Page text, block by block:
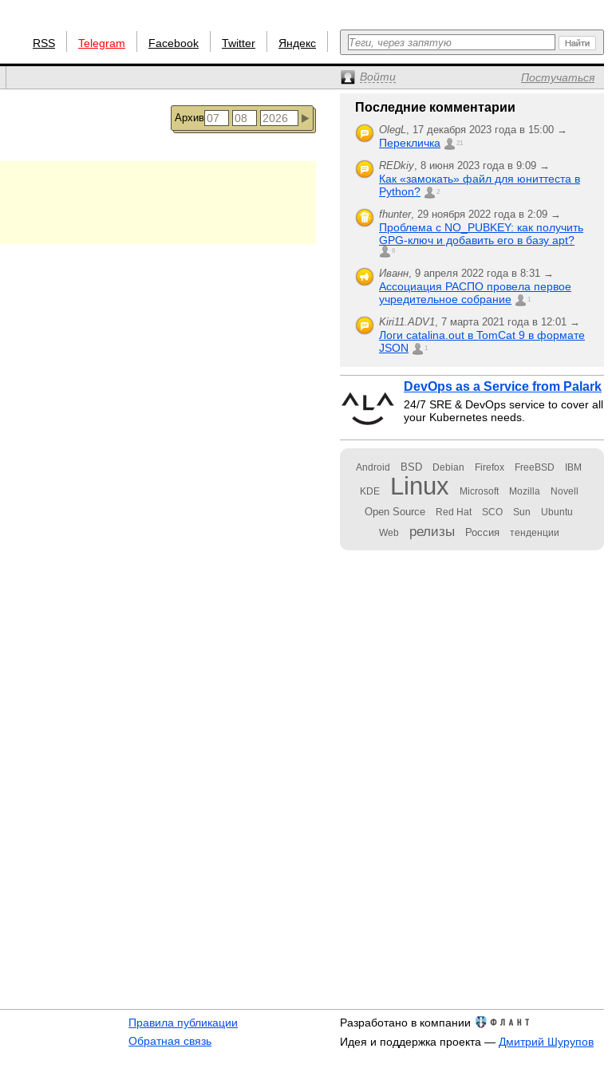
RSS Telegram Facebook Twitter Яндекс
Войти Постучаться
Архив
Последние комментарии
OlegL, 17 декабря 2023 года в 15:00 →
Перекличка 21
REDkiy, 8 июня 2023 года в 9:09 →
Как «замокать» файл для юниттеста в
Python?
2
fhunter, 29 ноября 2022 года в 2:09 →
Проблема с NO_PUBKEY: как получить
GPG-ключ и добавить его в базу apt?
6
Иванн, 9 апреля 2022 года в 8:31 →
Ассоциация РАСПО провела первое
учредительное собрание
1
Kiri11.ADV1, 7 марта 2021 года в 12:01 →
Логи catalina.out в TomCat 9 в формате
JSON
1
DevOps as a Service from Palark
24/7 SRE & DevOps service to cover all
your Kubernetes needs.
Android BSD Debian Firefox FreeBSD IBM
KDE Linux Microsoft Mozilla Novell
Open Source Red Hat SCO Sun Ubuntu
Web релизы Россия тенденции
Правила публикации
Обратная связь
Разработано в компании
Идея и поддержка проекта — Дмитрий Шурупов